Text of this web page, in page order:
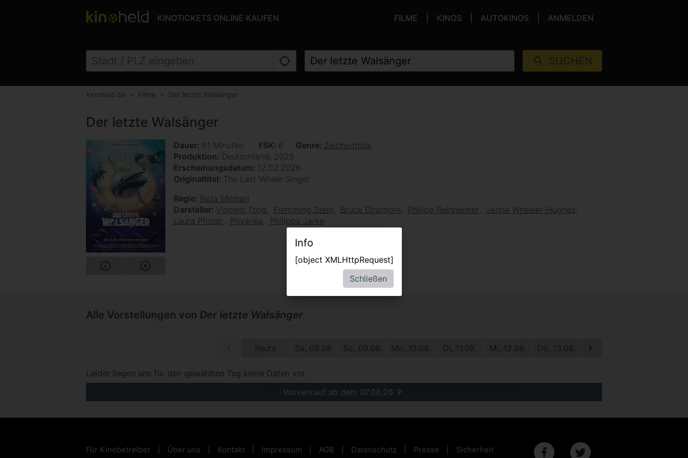
KINOTICKETS ONLINE KAUFEN FILME KINOS AUTOKINOS ANMELDEN
SUCHEN
kinoheld.de Filme Der letzte Walsänger
Der letzte Walsänger
Dauer 91 Minuten FSK 6 Genre Zeichentrick
Produktion Deutschland, 2025
Erscheinungsdatum 12.02.2026
Originaltitel The Last Whale Singer
Regie Reza Memari
Darsteller Vincent Tong Flemming Stein Bruce Dinsmore Philipp Reinheimer
Jenna Wheeler-Hughes
Laura Pfister
Priyanka Philippa Jarke
Alle Vorstellungen von Der letzte Walsänger
heute Sa, 08.08. So, 09.08. Mo, 10.08. Di, 11.08. Mi, 12.08. Do, 13.08. Fr, 14.08.
Leider liegen uns für den gewählten Tag keine Daten vor.
Vorverkauf ab dem 07.08.26
Für Kinobetreiber Über uns Kontakt Impressum AGB Datenschutz Presse Sicherheit
Info
[object XMLHttpRequest]
Schließen